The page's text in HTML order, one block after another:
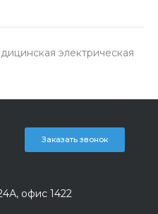
электрическая
Заказать звонок
офис 1422